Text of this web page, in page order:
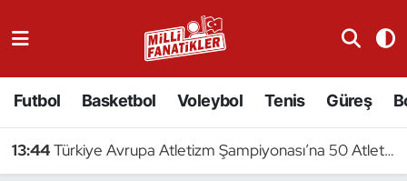
Futbol Basketbol Voleybol Tenis Güreş
13:44Türkiye Avrupa Atletizm Şampiyonası’na 50 Atletle Gidiyor
Badminton